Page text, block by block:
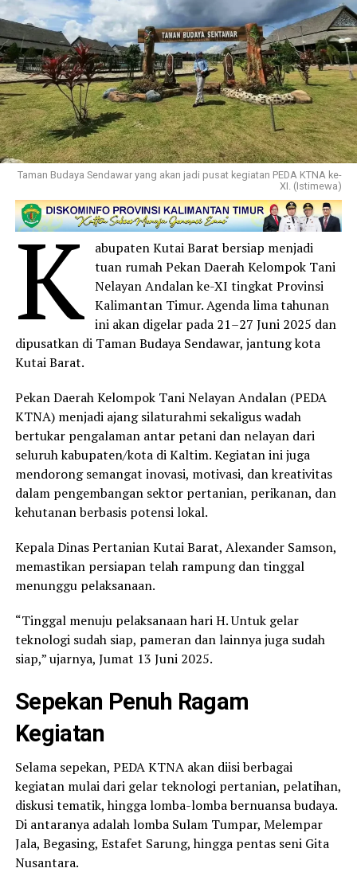
Taman Budaya Sendawar yang akan jadi pusat kegiatan PEDA KTNA ke-
XI. (Istimewa)
K
abupaten Kutai Barat bersiap menjadi
tuan rumah Pekan Daerah Kelompok Tani
Nelayan Andalan ke-XI tingkat Provinsi
Kalimantan Timur. Agenda lima tahunan
ini akan digelar pada 21–27 Juni 2025 dan
dipusatkan di Taman Budaya Sendawar, jantung kota
Kutai Barat.
Pekan Daerah Kelompok Tani Nelayan Andalan (PEDA
KTNA) menjadi ajang silaturahmi sekaligus wadah
bertukar pengalaman antar petani dan nelayan dari
seluruh kabupaten/kota di Kaltim. Kegiatan ini juga
mendorong semangat inovasi, motivasi, dan kreativitas
dalam pengembangan sektor pertanian, perikanan, dan
kehutanan berbasis potensi lokal.
Kepala Dinas Pertanian Kutai Barat, Alexander Samson,
memastikan persiapan telah rampung dan tinggal
menunggu pelaksanaan.
“Tinggal menuju pelaksanaan hari H. Untuk gelar
teknologi sudah siap, pameran dan lainnya juga sudah
siap,” ujarnya, Jumat 13 Juni 2025.
Sepekan Penuh Ragam
Kegiatan
Selama sepekan, PEDA KTNA akan diisi berbagai
kegiatan mulai dari gelar teknologi pertanian, pelatihan,
diskusi tematik, hingga lomba-lomba bernuansa budaya.
Di antaranya adalah lomba Sulam Tumpar, Melempar
Jala, Begasing, Estafet Sarung, hingga pentas seni Gita
Nusantara.